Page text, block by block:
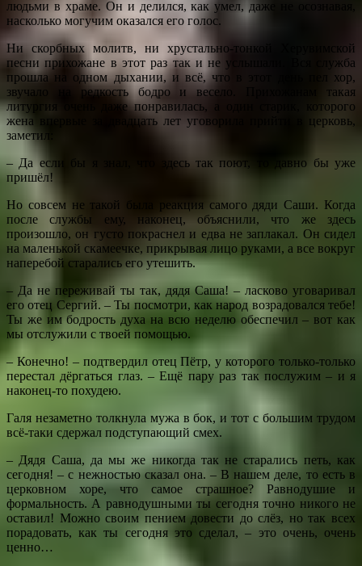
людьми в храме. Он и делился, как умел, даже не осознавая,
насколько могучим оказался его голос.
Ни скорбных молитв, ни хрустально-тонкой Херувимской
песни прихожане в этот раз так и не услышали. Вся служба
прошла на одном дыхании, и всё, что в этот день пел хор,
звучало на редкость бодро и весело. Прихожанам такая
литургия очень даже понравилась, а один старик, которого
жена впервые за двадцать лет уговорила прийти в церковь,
заметил:
– Да если бы я знал, что здесь так поют, то давно бы уже
пришёл!
Но совсем не такой была реакция самого дяди Саши. Когда
после службы ему, наконец, объяснили, что же здесь
произошло, он густо покраснел и едва не заплакал. Он сидел
на маленькой скамеечке, прикрывая лицо руками, а все вокруг
наперебой старались его утешить.
– Да не переживай ты так, дядя Саша! – ласково уговаривал
его отец Сергий. – Ты посмотри, как народ возрадовался тебе!
Ты же им бодрость духа на всю неделю обеспечил – вот как
мы отслужили с твоей помощью.
– Конечно! – подтвердил отец Пётр, у которого только-только
перестал дёргаться глаз. – Ещё пару раз так послужим – и я
наконец-то похудею.
Галя незаметно толкнула мужа в бок, и тот с большим трудом
всё-таки сдержал подступающий смех.
– Дядя Саша, да мы же никогда так не старались петь, как
сегодня! – с нежностью сказал она. – В нашем деле, то есть в
церковном хоре, что самое страшное? Равнодушие и
формальность. А равнодушными ты сегодня точно никого не
оставил! Можно своим пением довести до слёз, но так всех
порадовать, как ты сегодня это сделал, – это очень, очень
ценно…